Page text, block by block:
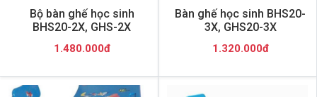
Bộ bàn ghế học sinh
BHS20-2X, GHS-2X
1.480.000đ
Bàn ghế học sinh BHS20-
3X, GHS20-3X
1.320.000đ